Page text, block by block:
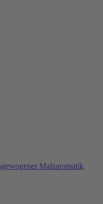
Malzaromatik